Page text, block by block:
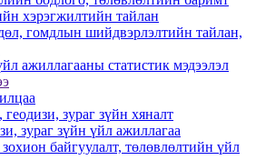
хэрэгжилтийн тайлан
гомдлын шийдвэрлэлтийн тайлан,
ажиллагааны статистик мэдээлэл
геодизи, зураг зүйн хяналт
зураг зүйн үйл ажиллагаа
зохион байгуулалт, төлөвлөлтийн үйл